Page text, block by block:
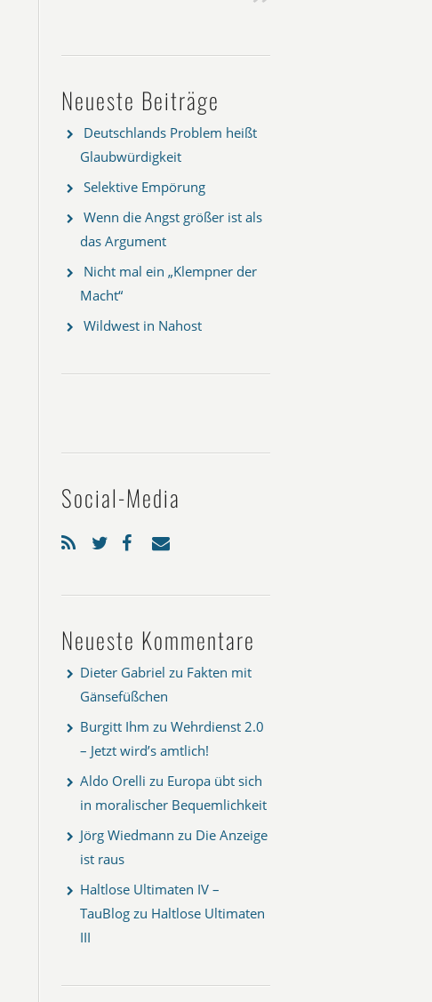
Neueste Beiträge
Deutschlands Problem heißt
Glaubwürdigkeit
Selektive Empörung
Wenn die Angst größer ist als
das Argument
Nicht mal ein „Klempner der
Macht“
Wildwest in Nahost
Social-Media
Neueste Kommentare
Dieter Gabriel zu Fakten mit
Gänsefüßchen
Burgitt Ihm zu Wehrdienst 2.0
– Jetzt wird’s amtlich!
Aldo Orelli zu Europa übt sich
in moralischer Bequemlichkeit
Jörg Wiedmann zu Die Anzeige
ist raus
Haltlose Ultimaten IV –
TauBlog zu Haltlose Ultimaten
III